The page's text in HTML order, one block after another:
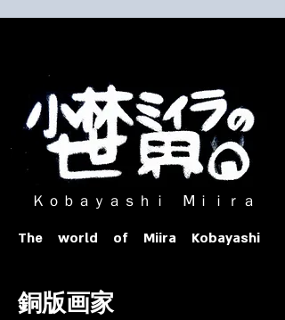
ｏｂａｙａｓｈｉ Ⅿｉｉｒａ​
The world of Miira Kobayashi
​銅版画家